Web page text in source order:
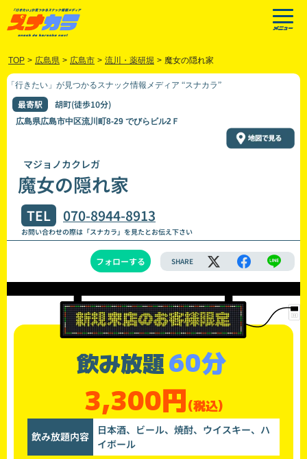
TOP > 広島県 > 広島市 > 流川・薬研堀 > 魔女の隠れ家
「行きたい」が見つかるスナック情報メディア “スナカラ”
最寄駅 胡町(徒歩10分)
広島県広島市中区流川町8-29 でびらビル2Ｆ
マジョノカクレガ
魔女の隠れ家
TEL 070-8944-8913
お問い合わせの際は「スナカラ」を見たとお伝え下さい
フォローする SHARE
飲み放題60分
3,300円(税込)
飲み放題内容
日本酒、ビール、焼酎、ウイスキー、ハ
イボール